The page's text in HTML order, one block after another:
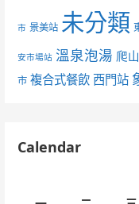
市 景美站 未分類
安市場站 溫泉泡湯 爬山
市 複合式餐飲 西門站
Calendar